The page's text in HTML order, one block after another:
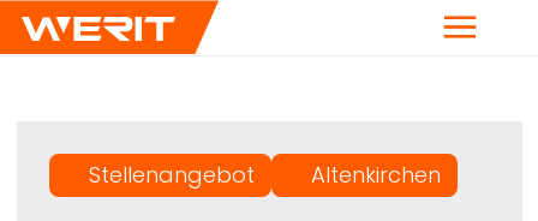
Menü
Stellenangebot Altenkirchen